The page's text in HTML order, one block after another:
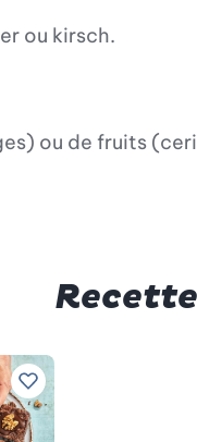
ou kirsch.
ou de fruits
préférées
Ajouter à vos